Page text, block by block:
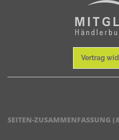
Vertrag
SEITEN-ZUSAMMENFASSUNG (